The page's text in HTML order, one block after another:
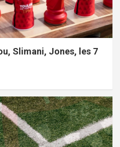
Slimani, Jones, les 7